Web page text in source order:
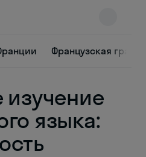
Французская
изучение
языка: